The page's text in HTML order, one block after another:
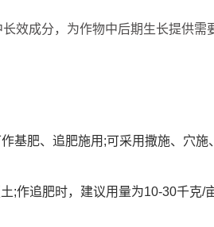
效成分，为作物中后期生长提供需
基肥、追肥施用;可采用撒施、穴施
;作追肥时，建议用量为10-30千克/